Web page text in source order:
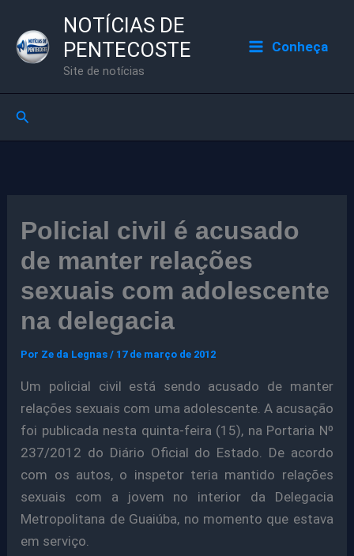
para
NOTÍCIAS DE
PENTECOSTE
Site de notícias
Conheça
Pesquisar
Policial civil é acusado
de manter relações
sexuais com adolescente
na delegacia
Por Ze da Legnas/ 17 de março de 2012
Um policial civil está sendo acusado de manter
relações sexuais com uma adolescente. A acusação
foi publicada nesta quinta-feira (15), na Portaria Nº
237/2012 do Diário Oficial do Estado. De acordo
com os autos, o inspetor teria mantido relações
sexuais com a jovem no interior da Delegacia
Metropolitana de Guaiúba, no momento que estava
em serviço.